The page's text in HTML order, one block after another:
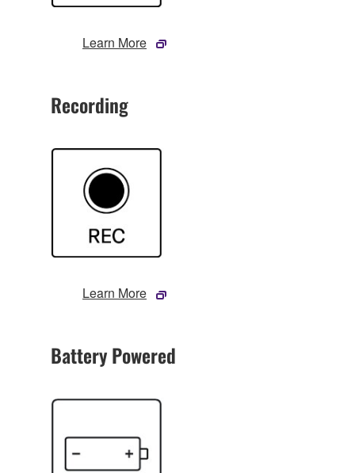
Learn More
Recording
Learn More
Battery Powered